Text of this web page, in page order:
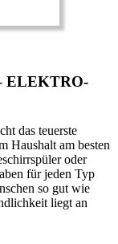
ELEKTRO-
das teuerste
Haushalt am besten
oder
für jeden Typ
so gut wie
liegt an